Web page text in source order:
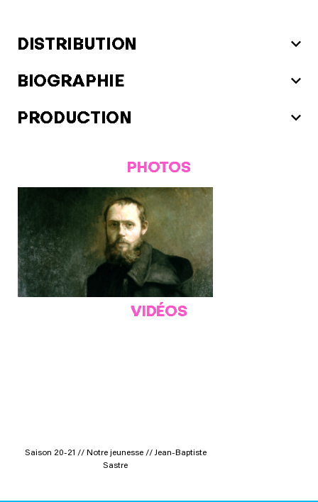
DISTRIBUTION
BIOGRAPHIE
PRODUCTION
PHOTOS
VIDÉOS
Saison 20-21 // Notre jeunesse // Jean-Baptiste
Sastre